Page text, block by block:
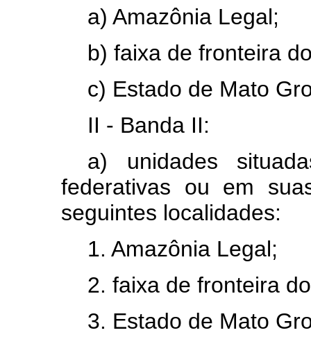
a) Amazônia Legal;
b) faixa de fronteira
c) Estado de Mato
II - Banda II:
a) unidades
federativas ou em
seguintes localidades:
1. Amazônia Legal;
2. faixa de fronteira
3. Estado de Mato